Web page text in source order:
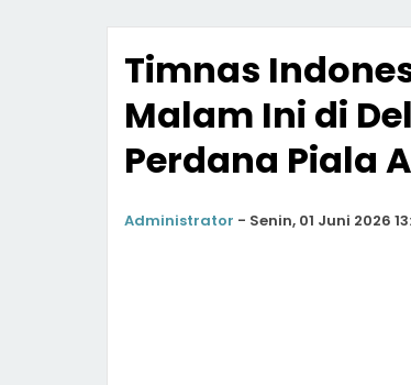
Timnas
Malam Ini di
Perdana Piala
Administrator - Senin, 01 Juni 2026